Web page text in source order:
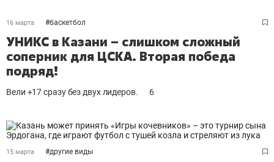
16 марта #баскетбол
УНИКС в Казани – слишком сложный
соперник для ЦСКА. Вторая победа
подряд!
Вели +17 сразу без двух лидеров. 6
15 марта #другие виды